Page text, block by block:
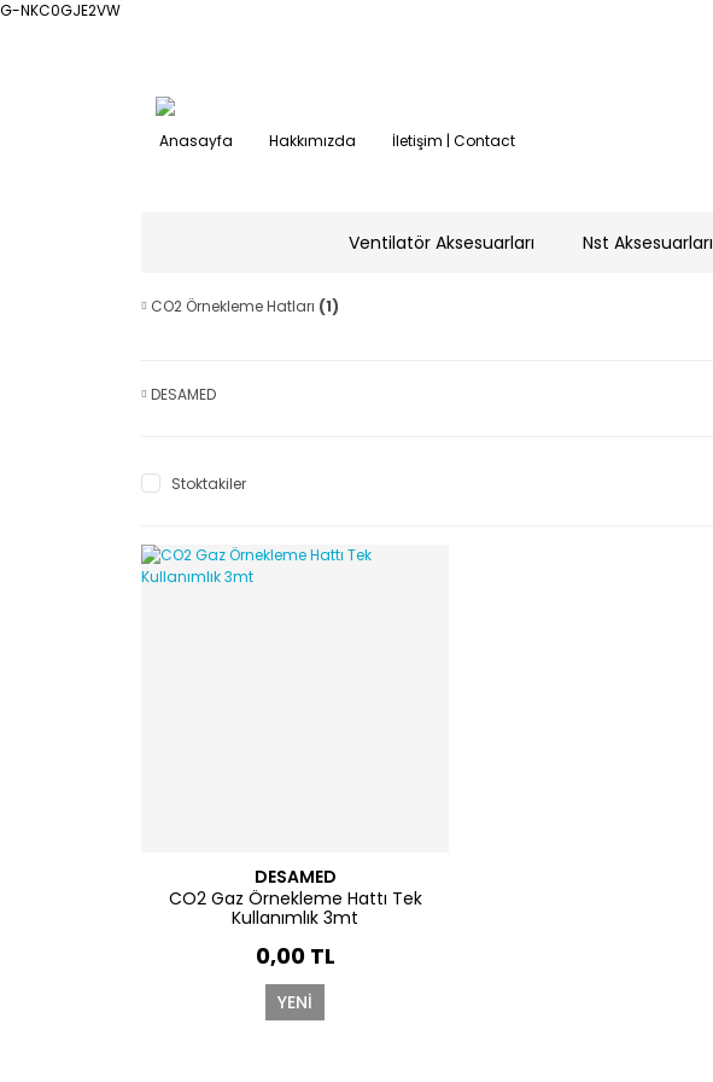
G-NKC0GJE2VW
Anasayfa Hakkımızda İletişim | Contact
Ventilatör Aksesuarları Nst Aksesuarları
CO2 Örnekleme Hatları (1)
DESAMED
Stoktakiler
DESAMED
CO2 Gaz Örnekleme Hattı Tek
Kullanımlık 3mt
0,00 TL
YENİ